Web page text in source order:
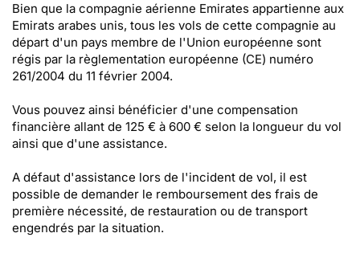
Bien que la compagnie aérienne Emirates appartienne aux
Emirats arabes unis, tous les vols de cette compagnie au
départ d'un pays membre de l'Union européenne sont
régis par la règlementation européenne (CE) numéro
261/2004 du 11 février 2004.
Vous pouvez ainsi bénéficier d'une compensation
financière allant de 125 € à 600 € selon la longueur du vol
ainsi que d'une assistance.
A défaut d'assistance lors de l'incident de vol, il est
possible de demander le remboursement des frais de
première nécessité, de restauration ou de transport
engendrés par la situation.